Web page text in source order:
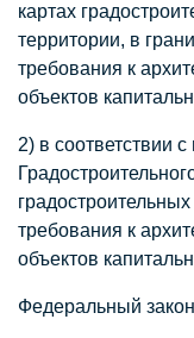
картах
территории, в
требования к
объектов
2) в соответствии
требования к
объектов
Федеральный